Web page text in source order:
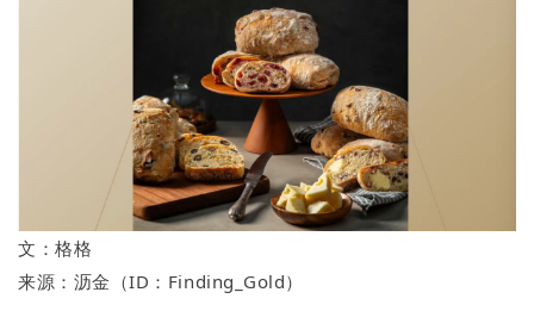
文：格格
来源：沥金（ID：Finding_Gold）